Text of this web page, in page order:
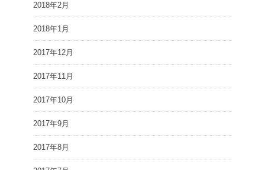
2018年2月
2018年1月
2017年12月
2017年11月
2017年10月
2017年9月
2017年8月